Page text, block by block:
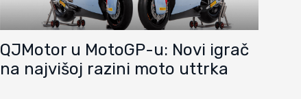
QJMotor u MotoGP-u: Novi igrač
na najvišoj razini moto uttrka